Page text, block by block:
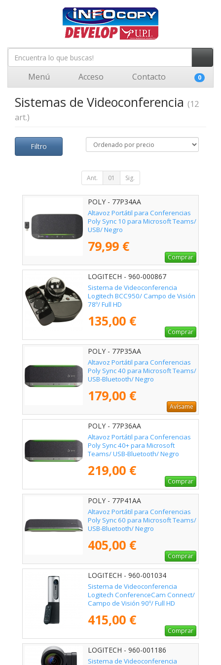
Menú Acceso Contacto 0
Sistemas de Videoconferencia (12
art.)
Filtro
Ant. 01 Sig.
POLY - 77P34AA
Altavoz Portátil para Conferencias
Poly Sync 10 para Microsoft Teams/
USB/ Negro
79,99 €
Comprar
LOGITECH - 960-000867
Sistema de Videoconferencia
Logitech BCC950/ Campo de Visión
78º/ Full HD
135,00 €
Comprar
POLY - 77P35AA
Altavoz Portátil para Conferencias
Poly Sync 40 para Microsoft Teams/
USB-Bluetooth/ Negro
179,00 €
Avísame
POLY - 77P36AA
Altavoz Portátil para Conferencias
Poly Sync 40+ para Microsoft
Teams/ USB-Bluetooth/ Negro
219,00 €
Comprar
POLY - 77P41AA
Altavoz Portátil para Conferencias
Poly Sync 60 para Microsoft Teams/
USB-Bluetooth/ Negro
405,00 €
Comprar
LOGITECH - 960-001034
Sistema de Videoconferencia
Logitech ConferenceCam Connect/
Campo de Visión 90º/ Full HD
415,00 €
Comprar
LOGITECH - 960-001186
Sistema de Videoconferencia